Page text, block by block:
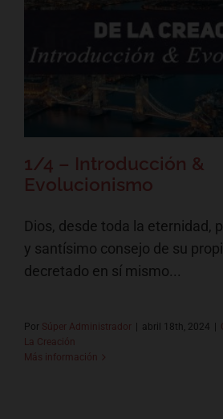
1/4 –
Confesión Bautista de Fe -
1/4 – Introducción &
Evolucionismo
Dios, desde toda la eternidad,
y santísimo consejo de su
decretado en sí mismo...
Por Súper Administrador abril 18th, 2024
La Creación
Más información